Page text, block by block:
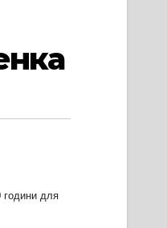
години для